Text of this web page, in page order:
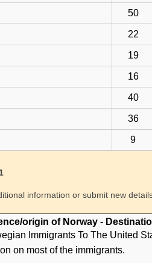
50
22
19
16
40
36
9
information or submit new
origin of Norway -
Immigrants To The United
on most of the immigrants.